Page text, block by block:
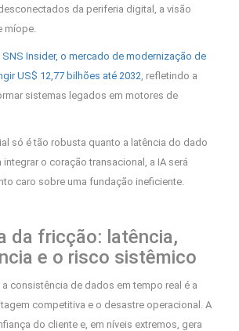
da periferia digital, a visão
míope.
SNS Insider, o mercado de modernização de
US$ 12,77 bilhões até 2032, refletindo a
sistemas legados em motores de
só é tão robusta quanto a latência do dado
integrar o coração transacional, a IA será
caro sobre uma fundação ineficiente.
da fricção: latência,
e o risco sistêmico
consistência de dados em tempo real é a
competitiva e o desastre operacional. A
do cliente e, em níveis extremos, gera